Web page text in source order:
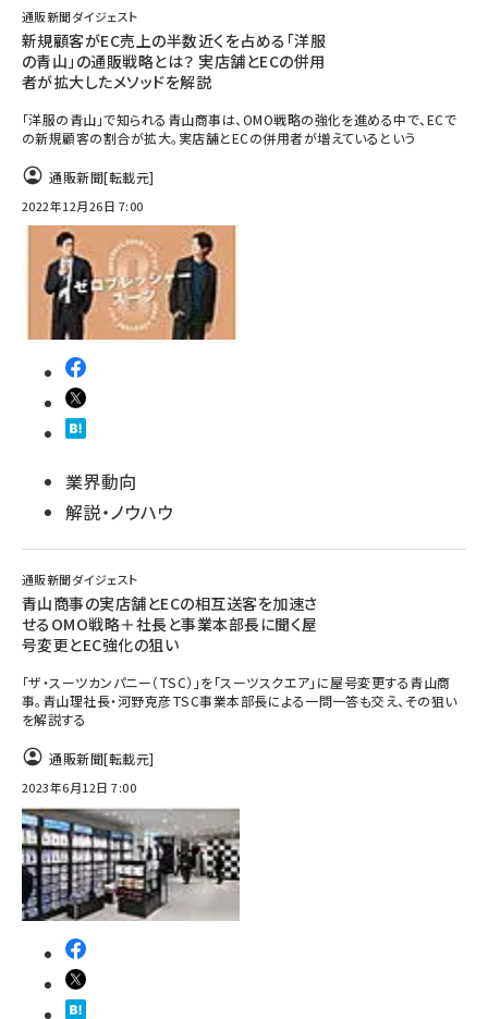
通販新聞ダイジェスト
新規顧客がEC売上の半数近くを占める「洋服
の青山」の通販戦略とは？ 実店舗とECの併用
者が拡大したメソッドを解説
「洋服の青山」で知られる青山商事は、OMO戦略の強化を進める中で、ECで
の新規顧客の割合が拡大。実店舗とECの併用者が増えているという
通販新聞[転載元]
2022年12月26日 7:00
業界動向
解説・ノウハウ
通販新聞ダイジェスト
青山商事の実店舗とECの相互送客を加速さ
せるOMO戦略＋社長と事業本部長に聞く屋
号変更とEC強化の狙い
「ザ・スーツカンパニー（TSC）」を「スーツスクエア」に屋号変更する青山商
事。青山理社長・河野克彦TSC事業本部長による一問一答も交え、その狙い
を解説する
通販新聞[転載元]
2023年6月12日 7:00